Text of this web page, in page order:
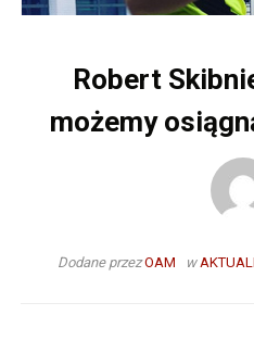
Robert
możemy
Dodane przezOAM w